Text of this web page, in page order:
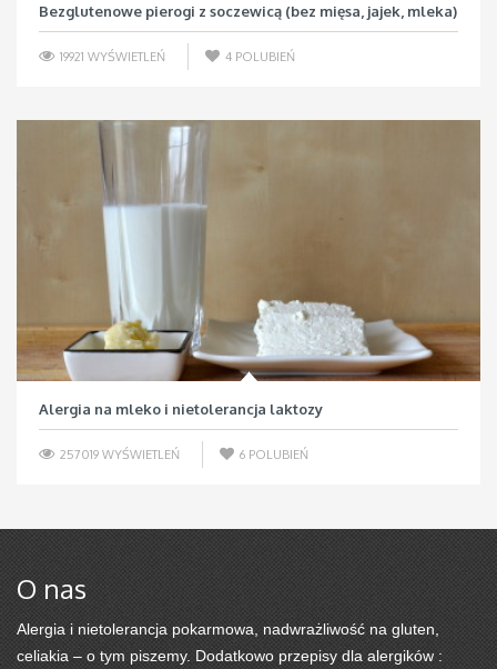
Bezglutenowe pierogi z soczewicą (bez mięsa, jajek, mleka)
19921 WYŚWIETLEŃ 4 POLUBIEŃ
Alergia na mleko i nietolerancja laktozy
257019 WYŚWIETLEŃ 6 POLUBIEŃ
O nas
Alergia i nietolerancja pokarmowa, nadwrażliwość na gluten,
celiakia – o tym piszemy. Dodatkowo przepisy dla alergików :